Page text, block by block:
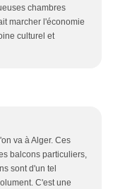
chambres
marcher l'économie
culturel et
va à Alger. Ces
balcons particuliers,
sont d'un tel
C'est une